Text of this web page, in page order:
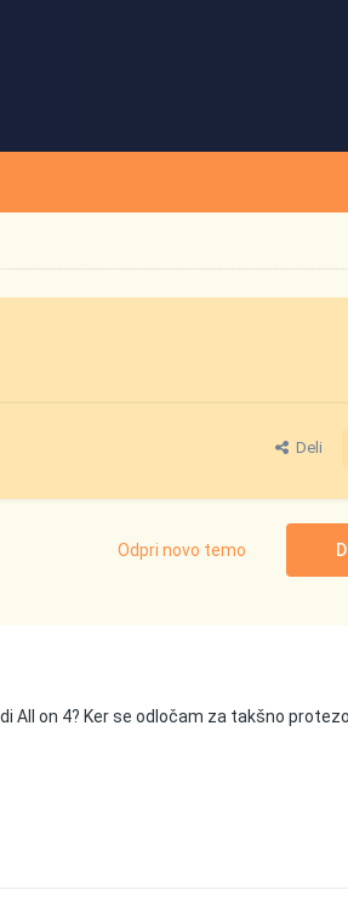
Deli
Odpri novo temo
All on 4? Ker se odločam za takšno